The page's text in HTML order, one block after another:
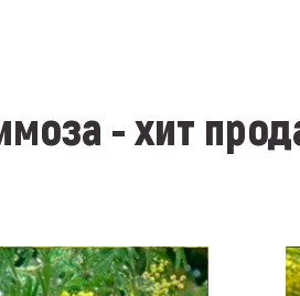
- хит